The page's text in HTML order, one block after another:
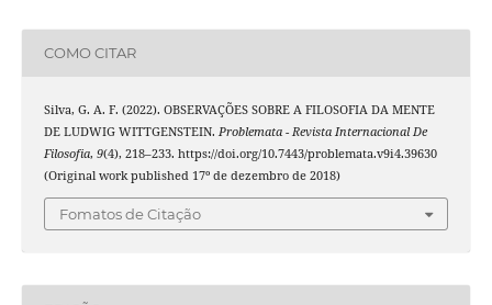
COMO CITAR
Silva, G. A. F. (2022). OBSERVAÇÕES SOBRE A FILOSOFIA DA MENTE
DE LUDWIG WITTGENSTEIN. Problemata - Revista Internacional De
Filosofia, 9(4), 218–233. https://doi.org/10.7443/problemata.v9i4.39630
(Original work published 17º de dezembro de 2018)
Fomatos de Citação